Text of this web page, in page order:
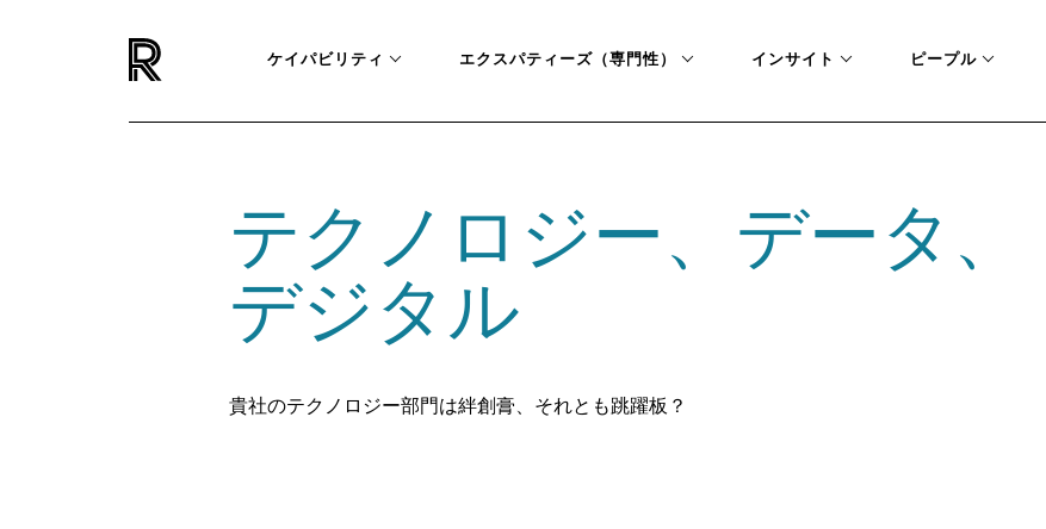
ケイパビリティ エクスパティーズ（専門性） インサイト ピープル
テクノロジー、データ、
デジタル
貴社のテクノロジー部門は絆創膏、それとも跳躍板？